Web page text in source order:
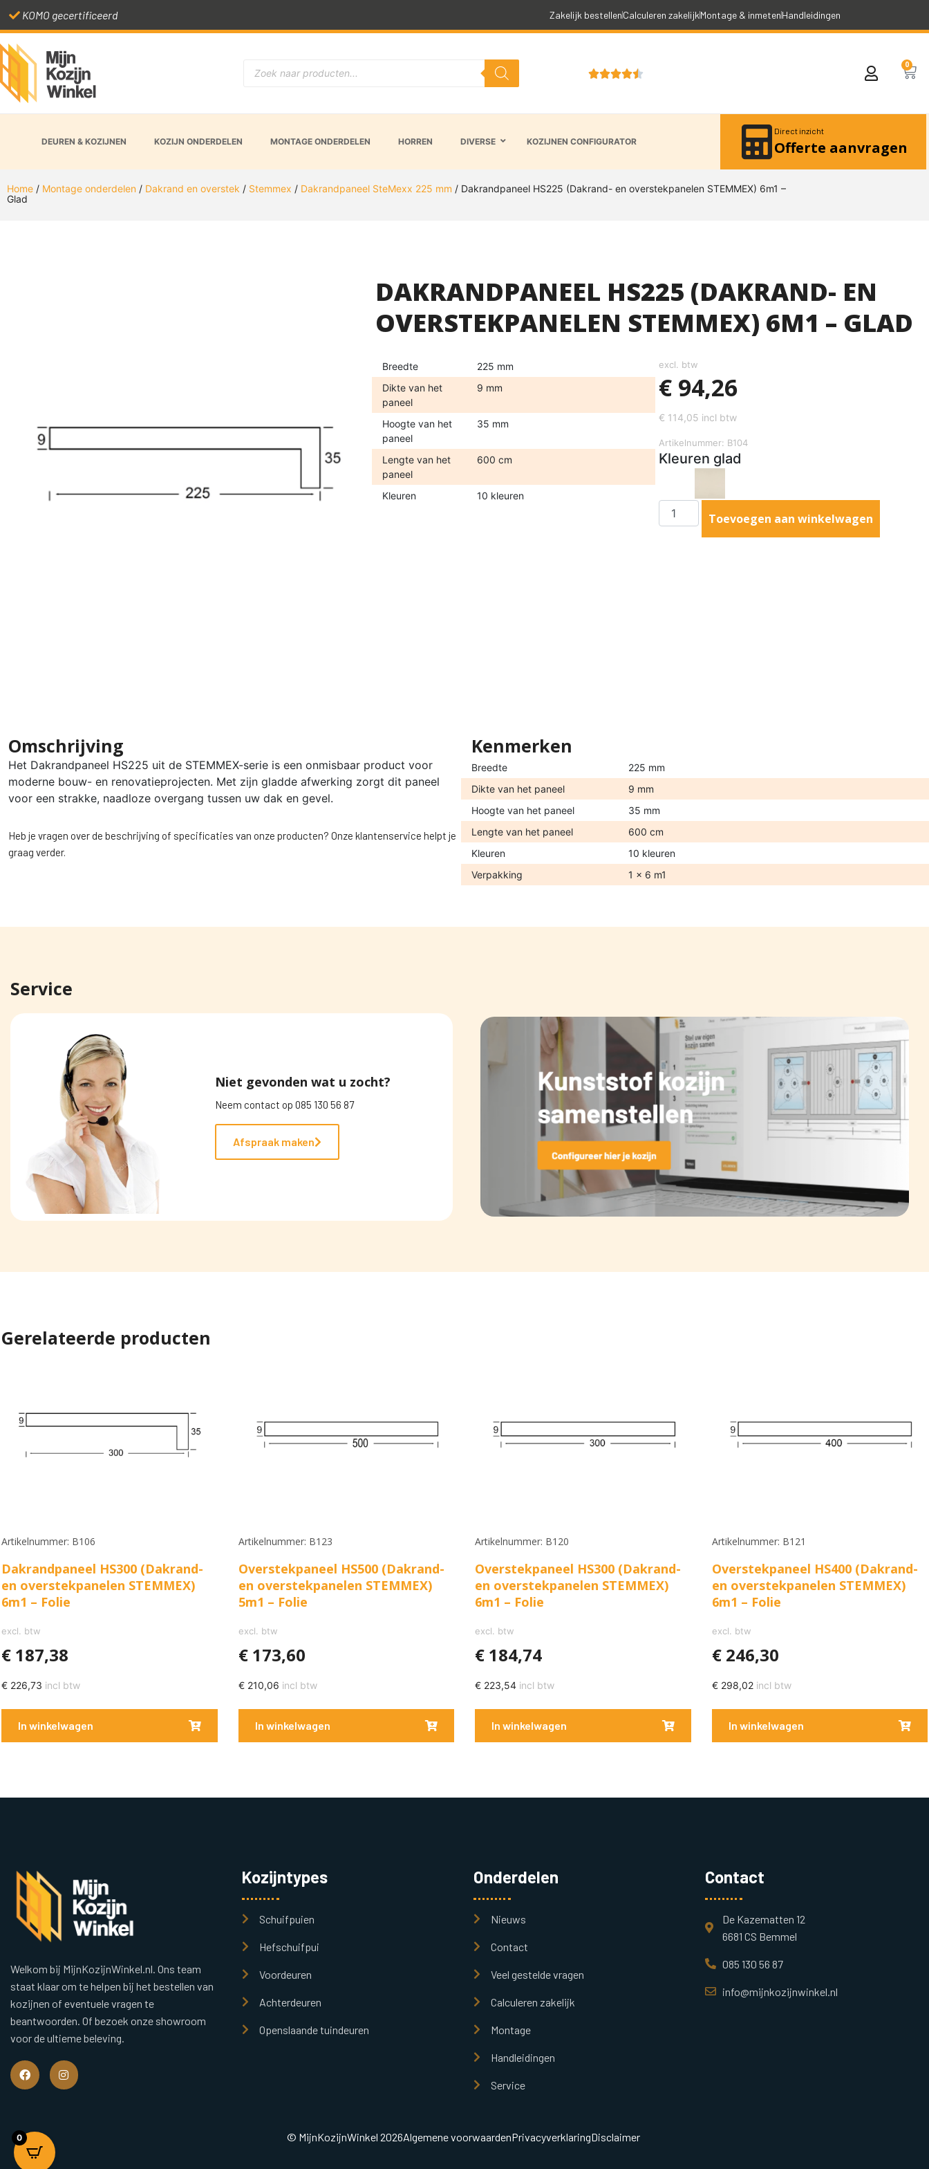
KOMO gecertificeerd Zakelijk bestellenCalculeren zakelijkMontage & inmetenHandleidingen

0
DEUREN & KOZIJNEN KOZIJN ONDERDELEN MONTAGE ONDERDELEN HORREN DIVERSE KOZIJNEN CONFIGURATOR
Direct inzicht
Offerte aanvragen
Home / Montage onderdelen / Dakrand en overstek / Stemmex / Dakrandpaneel SteMexx 225 mm / Dakrandpaneel HS225 (Dakrand- en overstekpanelen STEMMEX) 6m1 –
Glad
DAKRANDPANEEL HS225 (DAKRAND- EN
OVERSTEKPANELEN STEMMEX) 6M1 – GLAD
Breedte
225 mm
Dikte van het
paneel
9 mm
Hoogte van het
paneel
35 mm
Lengte van het
paneel
600 cm
Kleuren 10 kleuren
excl. btw
€94,26
€ 114,05 incl btw
Artikelnummer: B104
Kleuren glad
Toevoegen aan winkelwagen
Omschrijving
Het Dakrandpaneel HS225 uit de STEMMEX-serie is een onmisbaar product voor
moderne bouw- en renovatieprojecten. Met zijn gladde afwerking zorgt dit paneel
voor een strakke, naadloze overgang tussen uw dak en gevel.
Heb je vragen over de beschrijving of specificaties van onze producten? Onze klantenservice helpt je
graag verder.
Kenmerken
Breedte
225 mm
Dikte van het paneel
9 mm
Hoogte van het paneel
35 mm
Lengte van het paneel
600 cm
Kleuren
10 kleuren
Verpakking
1 x 6 m1
Service
Niet gevonden wat u zocht?
Neem contact op 085 130 56 87
Afspraak maken
Gerelateerde producten
Artikelnummer: B106
Dakrandpaneel HS300 (Dakrand-
en overstekpanelen STEMMEX)
6m1 – Folie
excl. btw
€ 187,38
€ 226,73 incl btw
In winkelwagen
Artikelnummer: B123
Overstekpaneel HS500 (Dakrand-
en overstekpanelen STEMMEX)
5m1 – Folie
excl. btw
€173,60
€210,06 incl btw
In winkelwagen
Artikelnummer: B120
Overstekpaneel HS300 (Dakrand-
en overstekpanelen STEMMEX)
6m1 – Folie
excl. btw
€ 184,74
€ 223,54 incl btw
In winkelwagen
Artikelnummer: B121
Overstekpaneel HS400 (Dakrand-
en overstekpanelen STEMMEX)
6m1 – Folie
excl. btw
€246,30
€298,02incl btw
In winkelwagen
Welkom bij MijnKozijnWinkel.nl. Ons team
staat klaar om te helpen bij het bestellen van
kozijnen of eventuele vragen te
beantwoorden. Of bezoek onze showroom
voor de ultieme beleving.
Kozijntypes
Schuifpuien
Hefschuifpui
Voordeuren
Achterdeuren
Openslaande tuindeuren
Onderdelen
Nieuws
Contact
Veel gestelde vragen
Calculeren zakelijk
Montage
Handleidingen
Service
Contact
De Kazematten 12
6681 CS Bemmel
085 130 56 87
info@mijnkozijnwinkel.nl
© MijnKozijnWinkel 2026Algemene voorwaardenPrivacyverklaringDisclaimer
0